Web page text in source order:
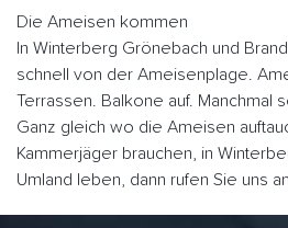
Die Ameisen kommen
In Winterberg Grönebach und
schnell von der Ameisenplage.
Terrassen. Balkone auf. Manchmal
Ganz gleich wo die Ameisen
Kammerjäger brauchen, in
Umland leben, dann rufen Sie uns